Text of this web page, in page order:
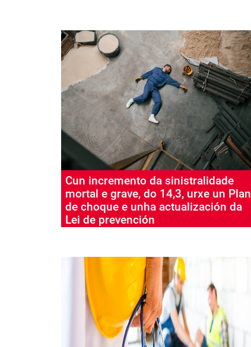
Cun incremento da sinistralidade
mortal e grave, do 14,3, urxe un Plan
de choque e unha actualización da
Lei de prevención